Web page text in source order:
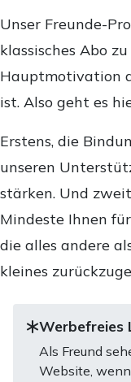
Unser Freunde-
klassisches Abo
Hauptmotivation
ist. Also geht es
Erstens, die
unseren
stärken. Und
Mindeste Ihnen
die alles andere
kleines
Werbefreies
Als Freund
Website,